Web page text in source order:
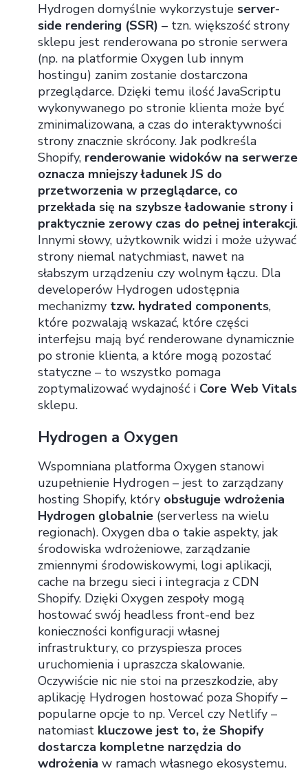
Hydrogen domyślnie wykorzystuje server-
side rendering (SSR) – tzn. większość strony
sklepu jest renderowana po stronie serwera
(np. na platformie Oxygen lub innym
hostingu) zanim zostanie dostarczona
przeglądarce. Dzięki temu ilość JavaScriptu
wykonywanego po stronie klienta może być
zminimalizowana, a czas do interaktywności
strony znacznie skrócony. Jak podkreśla
Shopify, renderowanie widoków na serwerze
oznacza mniejszy ładunek JS do
przetworzenia w przeglądarce, co
przekłada się na szybsze ładowanie strony i
praktycznie zerowy czas do pełnej interakcji.
Innymi słowy, użytkownik widzi i może używać
strony niemal natychmiast, nawet na
słabszym urządzeniu czy wolnym łączu. Dla
developerów Hydrogen udostępnia
mechanizmy tzw. hydrated components,
które pozwalają wskazać, które części
interfejsu mają być renderowane dynamicznie
po stronie klienta, a które mogą pozostać
statyczne – to wszystko pomaga
zoptymalizować wydajność i Core Web Vitals
sklepu.
Hydrogen a Oxygen
Wspomniana platforma Oxygen stanowi
uzupełnienie Hydrogen – jest to zarządzany
hosting Shopify, który obsługuje wdrożenia
Hydrogen globalnie (serverless na wielu
regionach). Oxygen dba o takie aspekty, jak
środowiska wdrożeniowe, zarządzanie
zmiennymi środowiskowymi, logi aplikacji,
cache na brzegu sieci i integracja z CDN
Shopify. Dzięki Oxygen zespoły mogą
hostować swój headless front-end bez
konieczności konfiguracji własnej
infrastruktury, co przyspiesza proces
uruchomienia i upraszcza skalowanie.
Oczywiście nic nie stoi na przeszkodzie, aby
aplikację Hydrogen hostować poza Shopify –
popularne opcje to np. Vercel czy Netlify –
natomiast kluczowe jest to, że Shopify
dostarcza kompletne narzędzia do
wdrożenia w ramach własnego ekosystemu.